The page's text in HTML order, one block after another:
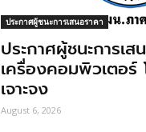
ประกาศผู้ชนะการเสนอราคา
ประกาศผู้ชนะการเ
เครื่องคอมพิวเตอร์
เจาะจง
August 6, 2026